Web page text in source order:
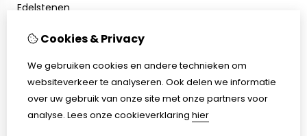
Edelstenen
Mijn account
Bestelhistorie
Klantenservice
Contact
Cookies & Privacy
We gebruiken cookies en andere technieken om
websiteverkeer te analyseren. Ook delen we informatie
over uw gebruik van onze site met onze partners voor
analyse. Lees onze cookieverklaring hier